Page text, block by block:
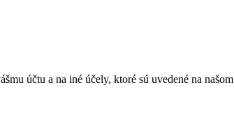
účtu a na iné účely, ktoré sú uvedené na našom